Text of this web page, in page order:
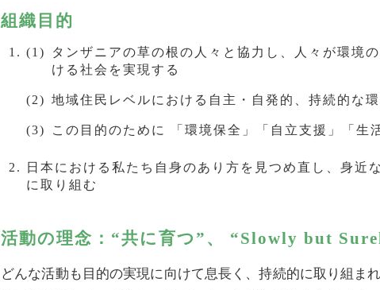
組織目的
タンザニアの草の根の人々と協力し、人々が環境
ける社会を実現する
地域住民レベルにおける自主・自発的、持続的な
この目的のために 「環境保全」「自立支援」「生
日本における私たち自身のあり方を見つめ直し、身近
に取り組む
活動の理念：“共に育つ”、 “Slowly but
どんな活動も目的の実現に向けて息長く、持続的に取り組ま